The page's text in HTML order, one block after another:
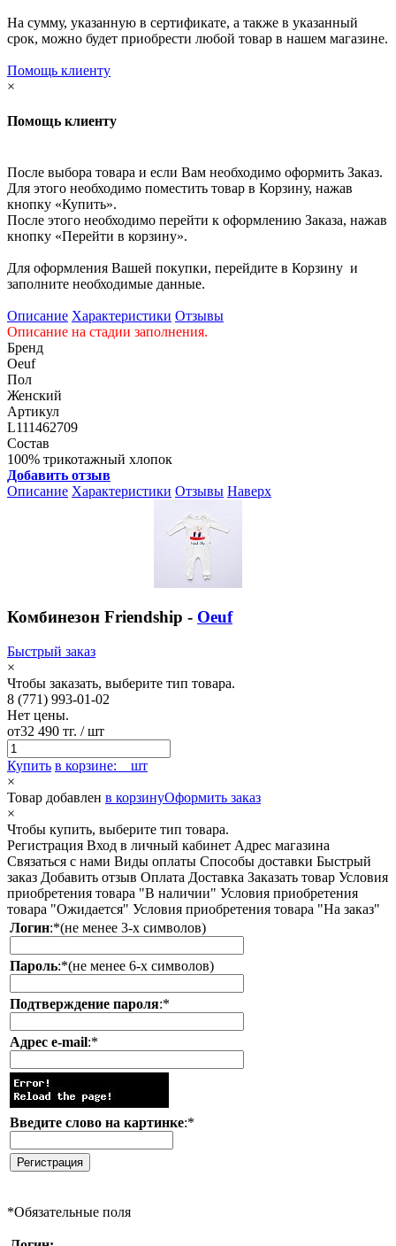
На сумму, указанную в сертификате, а также в указанный
срок, можно будет приобрести любой товар в нашем магазине.
Помощь клиенту
×
Помощь клиенту
После выбора товара и если Вам необходимо оформить Заказ.
Для этого необходимо поместить товар в Корзину, нажав
кнопку «Купить».
После этого необходимо перейти к оформлению Заказа, нажав
кнопку «Перейти в корзину».
Для оформления Вашей покупки, перейдите в Корзину и
заполните необходимые данные.
Описание Характеристики Отзывы
Описание на стадии заполнения.
Бренд
Oeuf
Пол
Женский
Артикул
L111462709
Состав
100% трикотажный хлопок
Добавить отзыв
Описание Характеристики Отзывы Наверх
Комбинезон Friendship - Oeuf
Быстрый заказ
×
Чтобы заказать, выберите тип товара.
8 (771) 993-01-02
Нет цены.
от32 490 тг. / шт
Купить в корзине:
шт
×
Товар добавлен в корзинуОформить заказ
×
Чтобы купить, выберите тип товара.
Регистрация Вход в личный кабинет Адрес магазина
Связаться с нами Виды оплаты Способы доставки Быстрый
заказ Добавить отзыв Оплата Доставка Заказать товар Условия
приобретения товара "В наличии" Условия приобретения
товара "Ожидается" Условия приобретения товара "На заказ"
Логин:*(не менее 3-х символов)
Пароль:*(не менее 6-х символов)
Подтверждение пароля:*
Адрес e-mail:*
Введите слово на картинке:*
*Обязательные поля